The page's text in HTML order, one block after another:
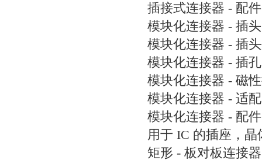
插接式连接器 - 配件
模块化连接器 - 插头
模块化连接器 - 插
模块化连接器 - 插孔
模块化连接器 - 磁
模块化连接器 - 适
模块化连接器 - 配件
用于 IC 的插座，晶
矩形 - 板对板连接